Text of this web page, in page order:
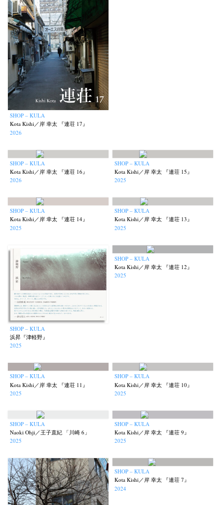
SHOP – KULA
Kota Kishi／岸 幸太 『連荘 17』
2026
SHOP – KULA
Kota Kishi／岸 幸太 『連荘 16』
2026
SHOP – KULA
Kota Kishi／岸 幸太 『連荘 15』
2025
SHOP – KULA
Kota Kishi／岸 幸太 『連荘 14』
2025
SHOP – KULA
Kota Kishi／岸 幸太 『連荘 13』
2025
SHOP – KULA
浜昇『津軽野』
2025
SHOP – KULA
Kota Kishi／岸 幸太 『連荘 12』
2025
SHOP – KULA
Kota Kishi／岸 幸太 『連荘 11』
2025
SHOP – KULA
Kota Kishi／岸 幸太 『連荘 10』
2025
SHOP – KULA
Naoki Ohji／王子直紀 「川崎 6」
2025
SHOP – KULA
Kota Kishi／岸 幸太 『連荘 9』
2025
SHOP – KULA
Kota Kishi／岸 幸太 『連荘 7』
2024